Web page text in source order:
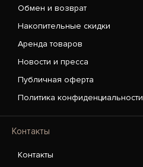
Обмен и возврат
Накопительные скидки
Аренда товаров
Новости и пресса
Публичная оферта
Политика конфиденциальности
Контакты
Контакты